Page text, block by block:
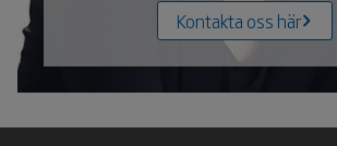
Kontakta oss här